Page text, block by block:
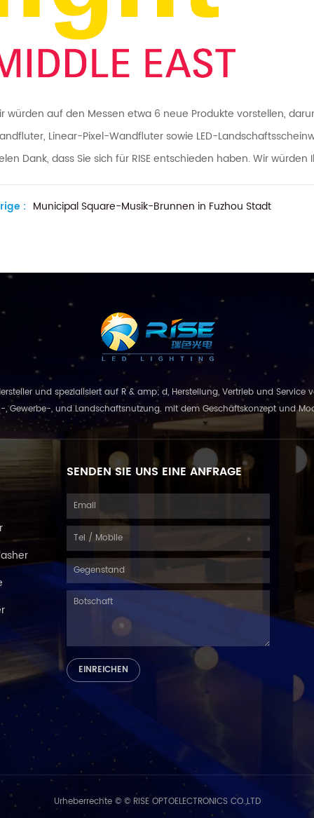
würden auf den Messen etwa 6 neue Produkte vorstellen,
Linear-Pixel-Wandfluter sowie LED-
Dank, dass Sie sich für RISE entschieden haben. Wir
: Municipal Square-Musik-Brunnen in Fuzhou Stadt
und spezialisiert auf R & amp; d, Herstellung, Vertrieb und
, und Landschaftsnutzung. mit dem Geschäftskonzept und
kombinie...
SENDEN SIE UNS EINE ANFRAGE
Urheberrechte © © RISE OPTOELECTRONICS CO.,LTD